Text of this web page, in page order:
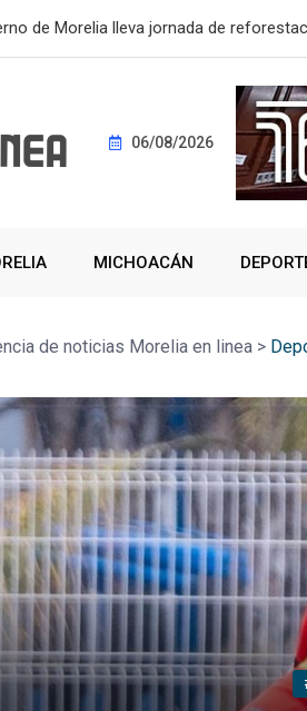
UMSNH LANZA TERCERA
06/08/2026
MICHOACÁN
de noticias Morelia en linea >